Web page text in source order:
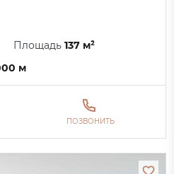
Площадь137 м²
м
ПОЗВОНИТЬ